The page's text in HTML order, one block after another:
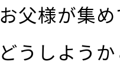
父様が集
うしよう